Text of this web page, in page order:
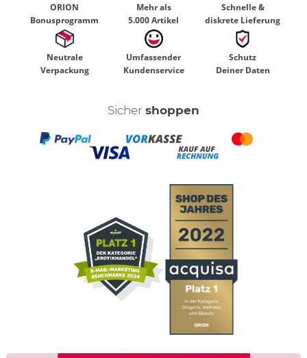
ORION
Bonusprogramm
Mehr als
5.000 Artikel
Schnelle &
diskrete Lieferung
Neutrale
Verpackung
Umfassender
Kundenservice
Schutz
Deiner Daten
Sicher shoppen